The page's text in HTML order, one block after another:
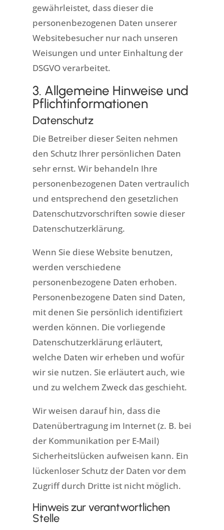
gewährleistet, dass dieser die
personenbezogenen Daten unserer
Websitebesucher nur nach unseren
Weisungen und unter Einhaltung der
DSGVO verarbeitet.
3. Allgemeine Hinweise und
Pflicht­informationen
Datenschutz
Die Betreiber dieser Seiten nehmen
den Schutz Ihrer persönlichen Daten
sehr ernst. Wir behandeln Ihre
personenbezogenen Daten vertraulich
und entsprechend den gesetzlichen
Datenschutzvorschriften sowie dieser
Datenschutzerklärung.
Wenn Sie diese Website benutzen,
werden verschiedene
personenbezogene Daten erhoben.
Personenbezogene Daten sind Daten,
mit denen Sie persönlich identifiziert
werden können. Die vorliegende
Datenschutzerklärung erläutert,
welche Daten wir erheben und wofür
wir sie nutzen. Sie erläutert auch, wie
und zu welchem Zweck das geschieht.
Wir weisen darauf hin, dass die
Datenübertragung im Internet (z. B. bei
der Kommunikation per E-Mail)
Sicherheitslücken aufweisen kann. Ein
lückenloser Schutz der Daten vor dem
Zugriff durch Dritte ist nicht möglich.
Hinweis zur verantwortlichen
Stelle